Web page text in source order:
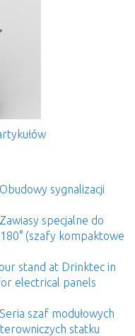
sygnalizacji
specjalne do
(szafy kompaktowe
stand at Drinktec in
electrical panels
szaf modułowych
statku